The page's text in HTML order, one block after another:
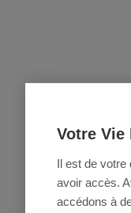
Votre Vie
Il est de votre
avoir accès.
accédons à